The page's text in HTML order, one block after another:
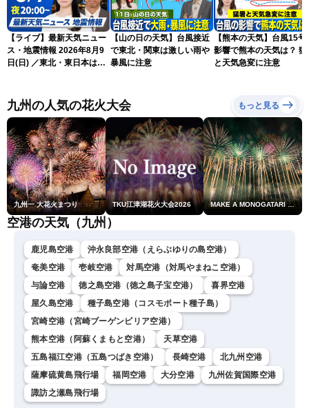
【ライブ】最新天気ニュー
ス・地震情報 2026年8月9
日(日) ／東北・東日本は急
衣／芳野達郎〉
【山の日の天気】台風接近
で東北・関東は激しい雨や
暴風に注意
【熊本の天気】台風15号
影響で熊本の天気は？ 猛
と天気急変に注意
九州の人気の花火大会 もっと見る
九州一 大花火まつり TKU江津湖花火大会2026 MAKE A MONOGATARI 2026
空港の天気（九州）
鹿児島空港
沖永良部空港（えらぶゆりの島空港）
奄美空港
壱岐空港
対馬空港（対馬やまねこ空港）
与論空港
徳之島空港（徳之島子宝空港）
喜界空港
屋久島空港
種子島空港（コスモポート種子島）
宮崎空港（宮崎ブーゲンビリア空港）
熊本空港（阿蘇くまもと空港）
天草空港
五島福江空港（五島つばき空港）
長崎空港
北九州空港
薩摩硫黄島飛行場
福岡空港 大分空港
九州佐賀国際空港
諏訪之瀬島飛行場